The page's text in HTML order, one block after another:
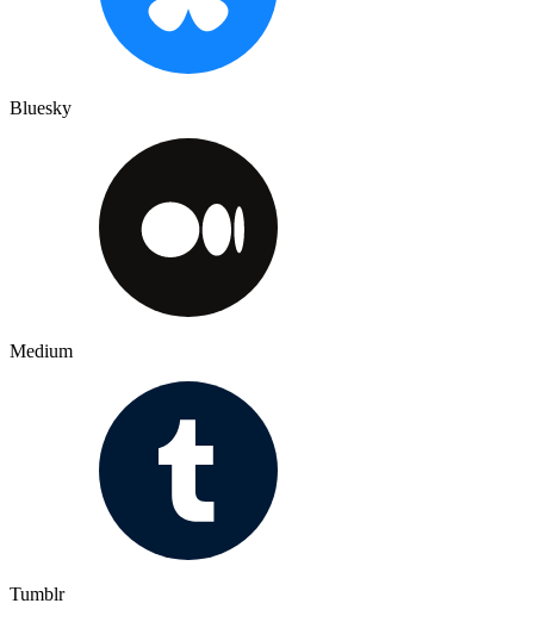
Bluesky
Medium
Tumblr